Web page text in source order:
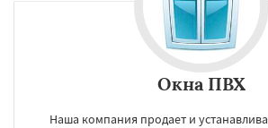
Окна ПВХ
Наша компания продает и